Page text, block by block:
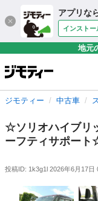
アプリな
インストー
地元
ジモティー 中古車
☆ソリオハイブリ
ーフティサポー
投稿ID: 1k3g1l 2026年6月17日